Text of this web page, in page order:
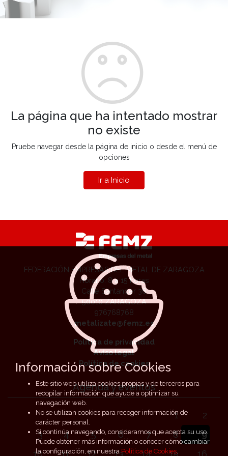
La página que ha intentado mostrar
no existe
Pruebe navegar desde la página de inicio o desde el menú de
opciones
Ir a Inicio
FEDERACIÓN EMPRESAS DEL METAL DE ZARAGOZA
Horario: 8 a 15 horas
Calle Santander 36
50010 ZARAGOZA
976768768
metalizate@femz.es
Política de privacidad
Aviso legal
Política de cookies
Agenda y eventos
1
2
3
4 5 6 7 8
9
Información sobre Cookies
Este sitio web utiliza cookies propias y de terceros para
recopilar información que ayude a optimizar su
navegación web.
No se utilizan cookies para recoger información de
carácter personal.
Si continúa navegando, consideramos que acepta su uso.
Puede obtener más información o conocer cómo cambiar
la configuración, en nuestraPolítica de Cookies.